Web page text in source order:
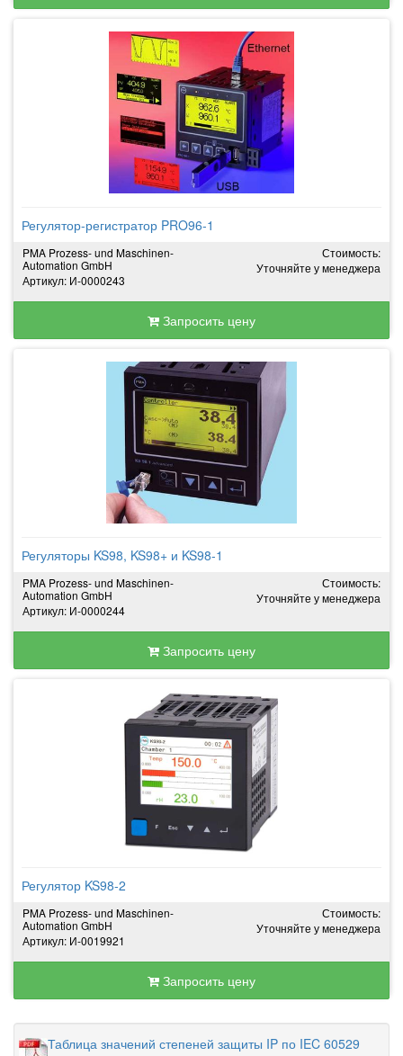
Регулятор-регистратор PRO96-1
PMA Prozess- und Maschinen-
Automation GmbH
Артикул: И-0000243
Стоимость:
Уточняйте у менеджера
Запросить цену
Регуляторы KS98, KS98+ и KS98-1
PMA Prozess- und Maschinen-
Automation GmbH
Артикул: И-0000244
Стоимость:
Уточняйте у менеджера
Запросить цену
Регулятор KS98-2
PMA Prozess- und Maschinen-
Automation GmbH
Артикул: И-0019921
Стоимость:
Уточняйте у менеджера
Запросить цену
Таблица значений степеней защиты IP по IEC 60529